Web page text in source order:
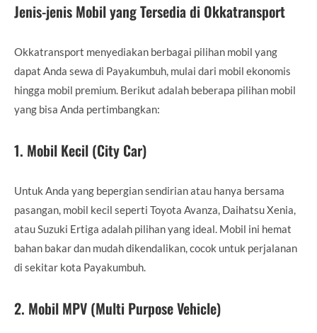
Jenis-jenis Mobil yang Tersedia di Okkatransport
Okkatransport menyediakan berbagai pilihan mobil yang
dapat Anda sewa di Payakumbuh, mulai dari mobil ekonomis
hingga mobil premium. Berikut adalah beberapa pilihan mobil
yang bisa Anda pertimbangkan:
1. Mobil Kecil (City Car)
Untuk Anda yang bepergian sendirian atau hanya bersama
pasangan, mobil kecil seperti Toyota Avanza, Daihatsu Xenia,
atau Suzuki Ertiga adalah pilihan yang ideal. Mobil ini hemat
bahan bakar dan mudah dikendalikan, cocok untuk perjalanan
di sekitar kota Payakumbuh.
2. Mobil MPV (Multi Purpose Vehicle)